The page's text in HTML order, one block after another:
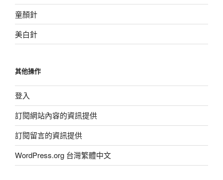
童顏針
美白針
其他操作
登入
訂閱網站內容的資訊提供
訂閱留言的資訊提供
WordPress.org 台灣繁體中文